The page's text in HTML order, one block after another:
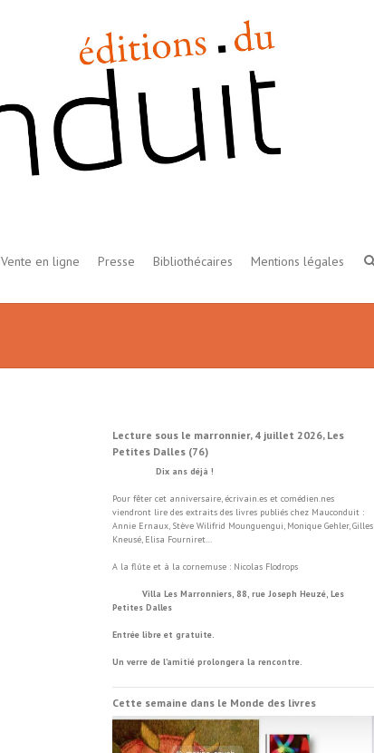
Vente en ligne Presse Bibliothécaires Mentions légales
Lecture sous le marronnier, 4 juillet 2026, Les
Petites Dalles (76)
Dix ans déjà !
Pour fêter cet anniversaire, écrivain.es et comédien.nes
viendront lire des extraits des livres publiés chez Mauconduit :
Annie Ernaux, Stève Wilifrid Mounguengui, Monique Gehler, Gilles
Kneusé, Elisa Fourniret…
A la flûte et à la cornemuse : Nicolas Flodrops
Villa Les Marronniers, 88, rue Joseph Heuzé, Les
Petites Dalles
Entrée libre et gratuite.
Un verre de l’amitié prolongera la rencontre.
Cette semaine dans le Monde des livres